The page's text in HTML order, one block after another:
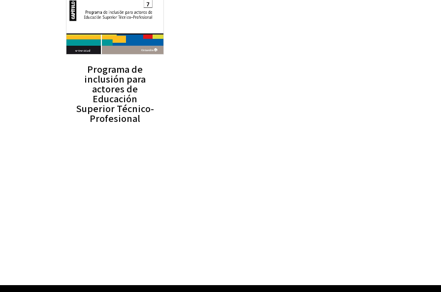
Programa de
inclusión para
actores de
Educación
Superior Técnico-
Profesional